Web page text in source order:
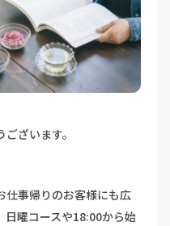
ざいます。
仕事帰りのお客様にも広
日曜コースや18:00から始